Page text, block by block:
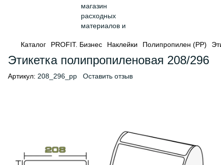
Каталог PROFIT. Бизнес Наклейки Полипропилен (PP)
Этикетка полипропиленовая 208/296
Артикул: 208_296_pp Оставить отзыв